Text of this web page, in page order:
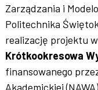
Zarządzania i
Politechnika
realizację projektu
Krótkookresowa
finansowanego
Akademickiej